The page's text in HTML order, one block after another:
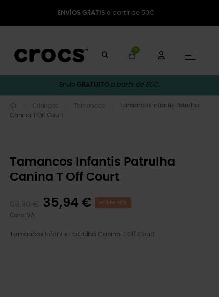
ENVÍOS GRATIS a partir de 50€
0
☰
Envio GRATUITO a partir de 50€.
Crianças Tamancos
Tamancos infantis Patrulha
Canina T Off Court
Tamancos Infantis Patrulha
Canina T Off Court
35,94 € POUPE 40%
Com IVA
Tamancos infantis Patrulha Canina T Off Court